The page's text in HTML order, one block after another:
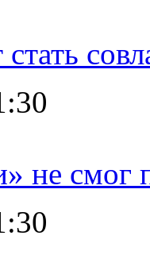
не смог